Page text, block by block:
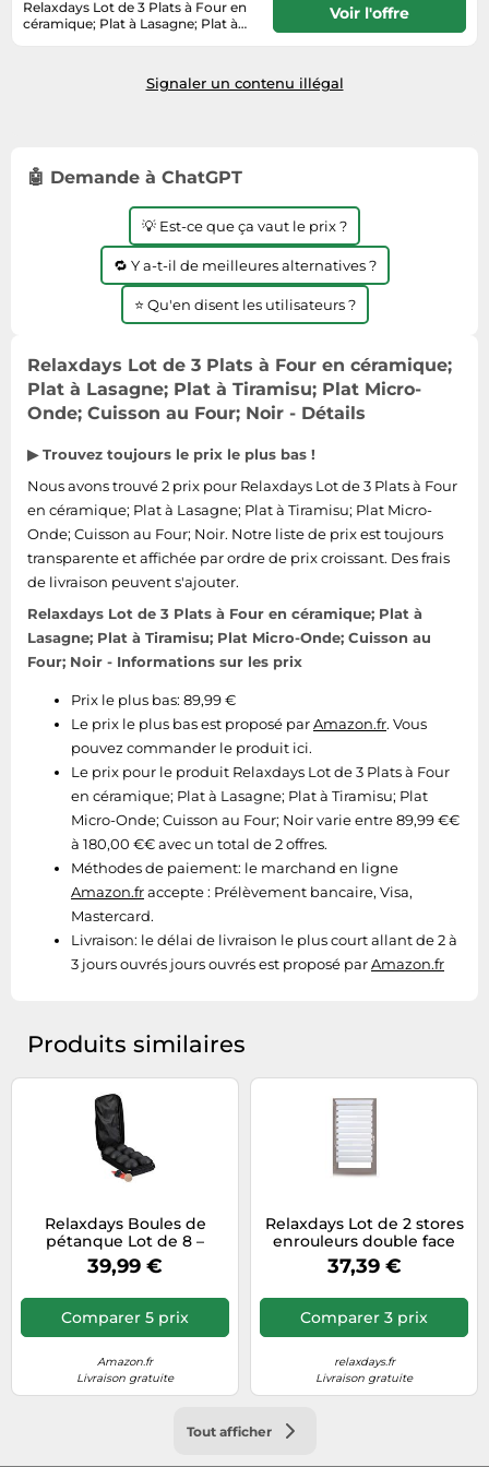
Taille-haies
Textiles de maison
Tronçonneuses
Informatique
Médias
Objectifs photo
Ordinateurs portables
Plaques de cuisson
Robots de cuisine
Réfrigérateurs
Smartphones
Sèche-linge
Tablettes tactiles
Tondeuses cheveux & barbe
Téléphonie
Téléviseurs
Télévision & vidéo
Vélos
Vêtements de sport
Relaxdays Lot de 3 Plats à Four en
céramique; Plat à Lasagne; Plat à
Voir l'offre
Signaler un contenu illégal
🤖 Demande à ChatGPT
💡 Est-ce que ça vaut le prix ?
🔁 Y a-t-il de meilleures alternatives ?
⭐ Qu'en disent les utilisateurs ?
Relaxdays Lot de 3 Plats à Four en céramique;
Plat à Lasagne; Plat à Tiramisu; Plat Micro-
Onde; Cuisson au Four; Noir - Détails
▶ Trouvez toujours le prix le plus bas !
Nous avons trouvé 2 prix pour Relaxdays Lot de 3 Plats à Four
en céramique; Plat à Lasagne; Plat à Tiramisu; Plat Micro-
Onde; Cuisson au Four; Noir. Notre liste de prix est toujours
transparente et affichée par ordre de prix croissant. Des frais
de livraison peuvent s'ajouter.
Relaxdays Lot de 3 Plats à Four en céramique; Plat à
Lasagne; Plat à Tiramisu; Plat Micro-Onde; Cuisson au
Four; Noir - Informations sur les prix
Prix le plus bas: 89,99 €
Le prix le plus bas est proposé parAmazon.fr. Vous
pouvez commander le produit ici.
Le prix pour le produit Relaxdays Lot de 3 Plats à Four
en céramique; Plat à Lasagne; Plat à Tiramisu; Plat
Micro-Onde; Cuisson au Four; Noir varie entre 89,99 €€
à 180,00 €€ avec un total de 2 offres.
Méthodes de paiement: le marchand en ligne
Amazon.fraccepte : Prélèvement bancaire, Visa,
Mastercard.
Livraison: le délai de livraison le plus court allant de 2 à
3 jours ouvrés jours ouvrés est proposé parAmazon.fr
Produits similaires
Relaxdays Boules de
pétanque Lot de 8 –
boules métalliques,
cochonnet et mesureur,
acier/nylon noir
39,99 €
Comparer 5 prix
Amazon.fr
Livraison gratuite
Relaxdays Lot de 2 stores
enrouleurs double face
37,39 €
Comparer 3 prix
relaxdays.fr
Livraison gratuite
Tout afficher